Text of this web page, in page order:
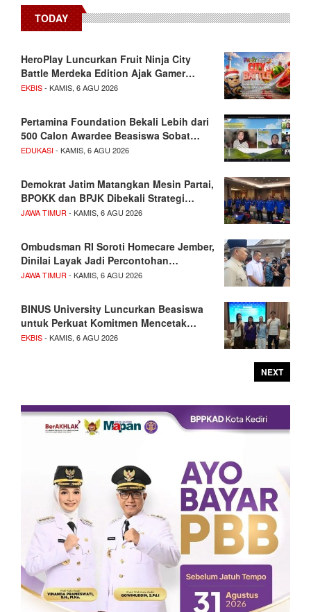
TODAY
HeroPlay Luncurkan Fruit Ninja City
Battle Merdeka Edition Ajak Gamer…
EKBIS- KAMIS, 6 AGU 2026
Pertamina Foundation Bekali Lebih dari
500 Calon Awardee Beasiswa Sobat…
EDUKASI- KAMIS, 6 AGU 2026
Demokrat Jatim Matangkan Mesin Partai,
BPOKK dan BPJK Dibekali Strategi…
JAWA TIMUR- KAMIS, 6 AGU 2026
Ombudsman RI Soroti Homecare Jember,
Dinilai Layak Jadi Percontohan…
JAWA TIMUR- KAMIS, 6 AGU 2026
BINUS University Luncurkan Beasiswa
untuk Perkuat Komitmen Mencetak…
EKBIS- KAMIS, 6 AGU 2026
NEXT